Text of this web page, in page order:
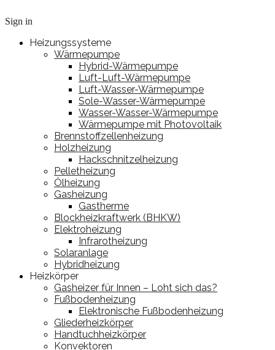
Sign in
Heizungssysteme
Wärmepumpe
Hybrid-Wärmepumpe
Luft-Luft-Wärmepumpe
Luft-Wasser-Wärmepumpe
Sole-Wasser-Wärmepumpe
Wasser-Wasser-Wärmepumpe
Wärmepumpe mit Photovoltaik
Brennstoffzellenheizung
Holzheizung
Hackschnitzelheizung
Pelletheizung
Ölheizung
Gasheizung
Gastherme
Blockheizkraftwerk (BHKW)
Elektroheizung
Infrarotheizung
Solaranlage
Hybridheizung
Heizkörper
Gasheizer für Innen – Loht sich das?
Fußbodenheizung
Elektronische Fußbodenheizung
Gliederheizkörper
Handtuchheizkörper
Konvektoren